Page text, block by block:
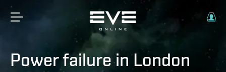
Power failure in London